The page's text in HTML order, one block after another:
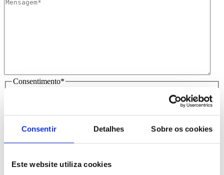
Consentir Detalhes Sobre os cookies
Este website utiliza cookies
Consentimento*
que os meus dados sejam guardados em base de
dados para tratamento deste contacto, única e exclusivamente